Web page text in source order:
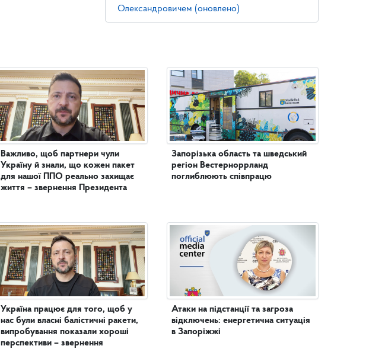
Олександровичем (оновлено)
Важливо, щоб партнери чули
Україну й знали, що кожен пакет
для нашої ППО реально захищає
життя – звернення Президента
Україна працює для того, щоб у
нас були власні балістичні ракети,
випробування показали хороші
перспективи – звернення
Запорізька область та шведський
регіон Вестерноррланд
поглиблюють співпрацю
Атаки на підстанції та загроза
відключень: енергетична ситуація
в Запоріжжі